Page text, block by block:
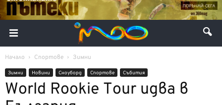
Начало Спортове Зимни
Зимни Новини Сноуборд Спортове Събития
World Rookie Tour идва в